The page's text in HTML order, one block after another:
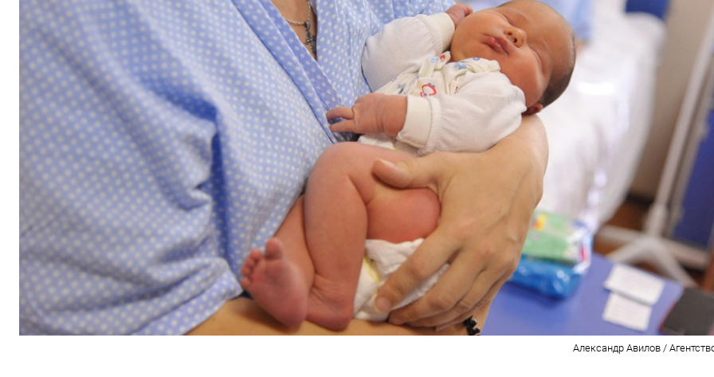
Александр Авилов /